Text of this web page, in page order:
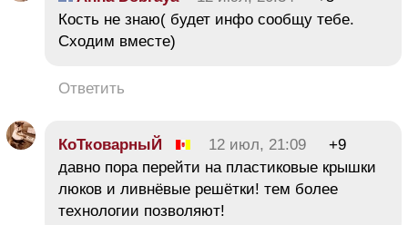
Кость не знаю( будет инфо сообщу тебе.
Сходим вместе)
Ответить
КоТковарныЙ 12 июл, 21:09
+9
давно пора перейти на пластиковые крышки
люков и ливнёвые решётки! тем более
технологии позволяют!